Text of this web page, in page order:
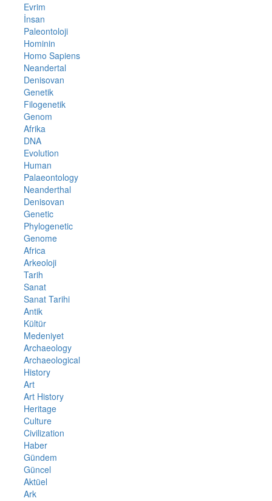
Evrim
İnsan
Paleontoloji
Hominin
Homo Sapiens
Neandertal
Denisovan
Genetik
Filogenetik
Genom
Afrika
DNA
Evolution
Human
Palaeontology
Neanderthal
Denisovan
Genetic
Phylogenetic
Genome
Africa
Arkeoloji
Tarih
Sanat
Sanat Tarihi
Antik
Kültür
Medeniyet
Archaeology
Archaeological
History
Art
Art History
Heritage
Culture
Civilization
Haber
Gündem
Güncel
Aktüel
Ark